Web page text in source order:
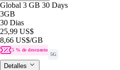
Global 3 GB 30 Days
3GB
30 Dias
25,99 US$
8,66 US$/GB
5 % de descuento
5G
Detalles